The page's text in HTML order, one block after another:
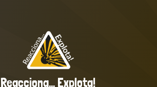
Reacciona… Explota!